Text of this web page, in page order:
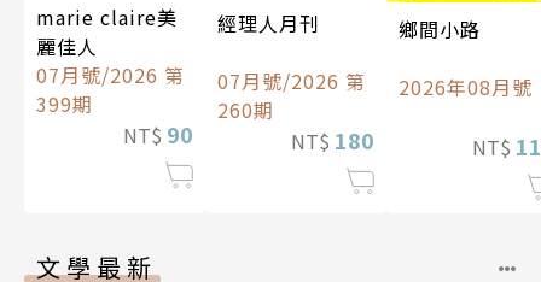
marie claire美
麗佳人
07月號/2026 第
399期
NT$ 90
經理人月刊
07月號/2026 第
260期
NT$ 180
鄉間小路
2026年08月號
NT$
文學最新